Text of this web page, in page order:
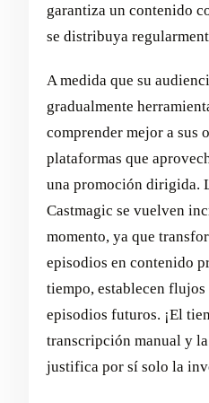
garantiza un contenido
se distribuya
A medida que su
gradualmente
comprender mejor a sus
plataformas que
una promoción dirigida.
Castmagic se vuelven
momento, ya que
episodios en contenido
tiempo, establecen
episodios futuros. ¡El
transcripción manual y
justifica por sí solo la